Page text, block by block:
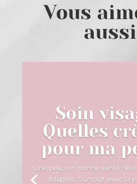
Vous
aussi
Soin
Quelles
pour ma
Une peau en bonne santé
adaptés. Surtout avec la